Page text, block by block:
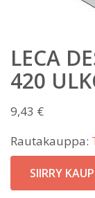
LECA
420
9,43 €
Rautakauppa:
SIIRRY